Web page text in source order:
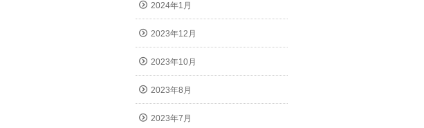
2024年1月
2023年12月
2023年10月
2023年8月
2023年7月